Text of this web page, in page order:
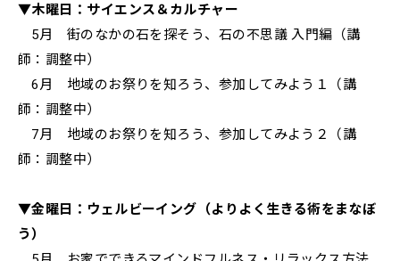
▼木曜日：サイエンス＆カルチャー
5月 街のなかの石を探そう、石の不思議 入門編（講
師：調整中）
6月 地域のお祭りを知ろう、参加してみよう１（講
師：調整中）
7月 地域のお祭りを知ろう、参加してみよう２（講
師：調整中）
▼金曜日：ウェルビーイング（よりよく生きる術をまなぼ
う）